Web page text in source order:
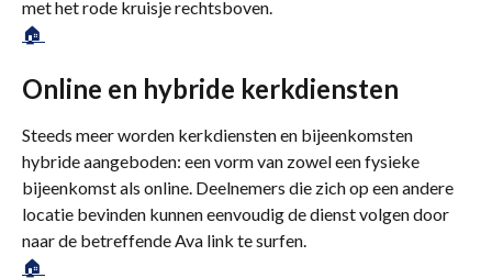
met het rode kruisje rechtsboven.
🏠
Online en hybride kerkdiensten
Steeds meer worden kerkdiensten en bijeenkomsten
hybride aangeboden: een vorm van zowel een fysieke
bijeenkomst als online. Deelnemers die zich op een andere
locatie bevinden kunnen eenvoudig de dienst volgen door
naar de betreffende Ava link te surfen.
🏠